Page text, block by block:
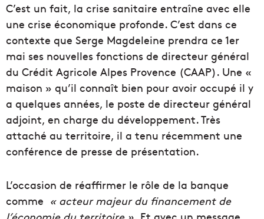
C’est un fait, la crise sanitaire entraîne avec elle
une crise économique profonde. C’est dans ce
contexte que Serge Magdeleine prendra ce 1er
mai ses nouvelles fonctions de directeur général
du Crédit Agricole Alpes Provence (CAAP). Une «
maison » qu’il connaît bien pour avoir occupé il y
a quelques années, le poste de directeur général
adjoint, en charge du développement. Très
attaché au territoire, il a tenu récemment une
conférence de presse de présentation.
L’occasion de réaffirmer le rôle de la banque
comme « acteur majeur du financement de